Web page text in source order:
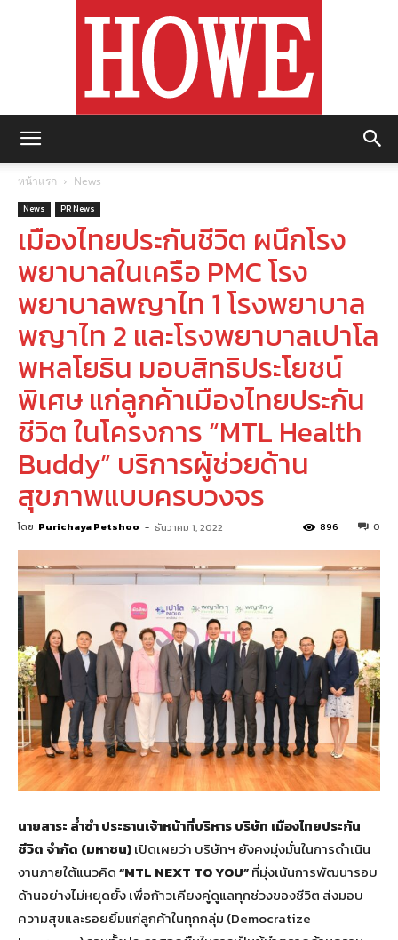
หน้าแรก News
News PR News
เมืองไทยประกันชีวิต ผนึกโรง
พยาบาลในเครือ PMC โรง
พยาบาลพญาไท 1 โรงพยาบาล
พญาไท 2 และโรงพยาบาลเปาโล
พหลโยธิน มอบสิทธิประโยชน์
พิเศษ แก่ลูกค้าเมืองไทยประกัน
ชีวิต ในโครงการ “MTL Health
Buddy” บริการผู้ช่วยด้าน
สุขภาพแบบครบวงจร
โดย Purichaya Petshoo - ธันวาคม 1, 2022 0
896
นายสาระ ล่ำซำ ประธานเจ้าหน้าที่บริหาร บริษัท เมืองไทยประกัน
ชีวิต จำกัด (มหาชน)เปิดเผยว่า บริษัทฯ ยังคงมุ่งมั่นในการดำเนิน
งานภายใต้แนวคิด“MTL NEXT TO YOU”ที่มุ่งเน้นการพัฒนารอบ
ด้านอย่างไม่หยุดยั้ง เพื่อก้าวเคียงคู่ดูแลทุกช่วงของชีวิต ส่งมอบ
ความสุขและรอยยิ้มแก่ลูกค้าในทุกกลุ่ม (Democratize